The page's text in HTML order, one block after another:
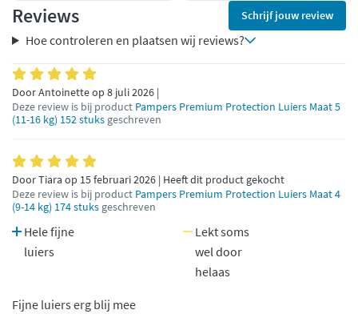
Reviews Schrijf jouw review
Hoe controleren en plaatsen wij reviews?
Door Antoinette op 8 juli 2026 |
Deze review is bij product Pampers Premium Protection Luiers Maat 5
(11-16 kg) 152 stuks geschreven
Door Tiara op 15 februari 2026 | Heeft dit product gekocht
Deze review is bij product Pampers Premium Protection Luiers Maat 4
(9-14 kg) 174 stuks geschreven
Hele fijne
luiers
Lekt soms
wel door
helaas
Fijne luiers erg blij mee